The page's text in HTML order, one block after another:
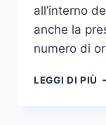
all’interno
anche la
numero di
LEGGI DI PIÙ